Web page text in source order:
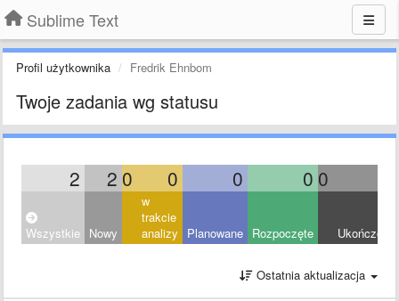
Sublime Text
Profil użytkownika Fredrik Ehnbom
Twoje zadania wg statusu
2 2 0 0 0 0 0
Wszystkie Nowy
w
trakcie
analizy
Planowane Rozpoczęte Ukończony
Ostatnia aktualizacja